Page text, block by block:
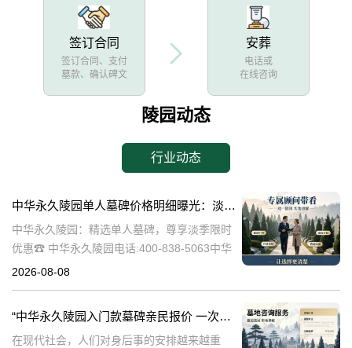
签订合同
签订合同、支付
墓款、确认碑文
安葬
电话或
在线咨询
陵园动态
行业动态
中华永久陵园单人墓碑价格明细曝光：淡季下单立省数千，限时优惠深度解析
中华永久陵园：精选单人墓碑，尊享淡季限时
优惠☎ 中华永久陵园电话:400-838-5063中华
永久陵园，作为国内知名的陵园品牌，始终以
2026-08-08
“中华永久陵园入门款墓碑亲民报价 一次性付清享折上折：超值优惠与便捷选择的完美结合”
在现代社会，人们对身后事的安排越来越重